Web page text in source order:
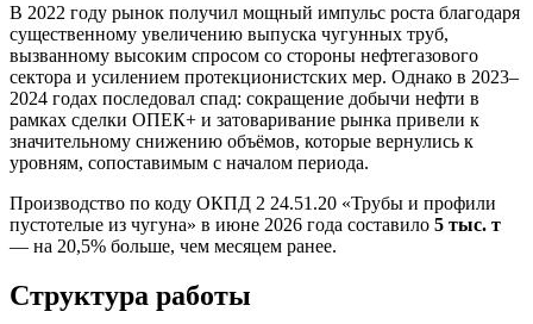
В 2022 году рынок получил мощный импульс роста благодаря
существенному увеличению выпуска чугунных труб,
вызванному высоким спросом со стороны нефтегазового
сектора и усилением протекционистских мер. Однако в 2023–
2024 годах последовал спад: сокращение добычи нефти в
рамках сделки ОПЕК+ и затоваривание рынка привели к
значительному снижению объёмов, которые вернулись к
уровням, сопоставимым с началом периода.
Производство по коду ОКПД 2 24.51.20 «Трубы и профили
пустотелые из чугуна» в июне 2026 года составило 5 тыс. т
— на 20,5% больше, чем месяцем ранее.
Структура работы